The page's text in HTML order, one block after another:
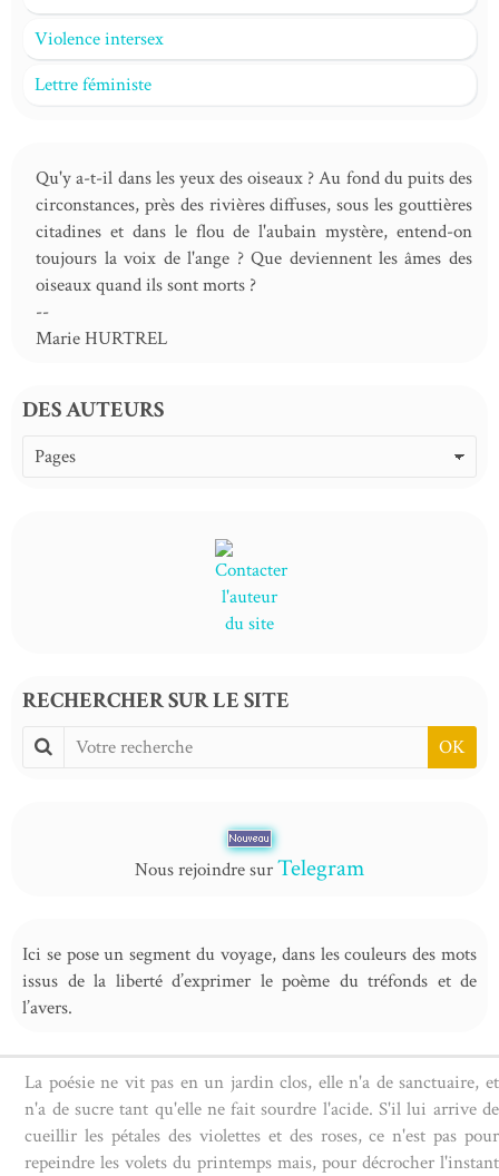
Violence intersex
Lettre féministe
Qu'y a-t-il dans les yeux des oiseaux ? Au fond du puits des
circonstances, près des rivières diffuses, sous les gouttières
citadines et dans le flou de l'aubain mystère, entend-on
toujours la voix de l'ange ? Que deviennent les âmes des
oiseaux quand ils sont morts ?
--
Marie HURTREL
DES AUTEURS
RECHERCHER SUR LE SITE
OK
Nous rejoindre surTelegram
Ici se pose un segment du voyage, dans les couleurs des mots
issus de la liberté d’exprimer le poème du tréfonds et de
l’avers.
La poésie ne vit pas en un jardin clos, elle n'a de sanctuaire, et
n'a de sucre tant qu'elle ne fait sourdre l'acide. S'il lui arrive de
cueillir les pétales des violettes et des roses, ce n'est pas pour
repeindre les volets du printemps mais, pour décrocher l'instant